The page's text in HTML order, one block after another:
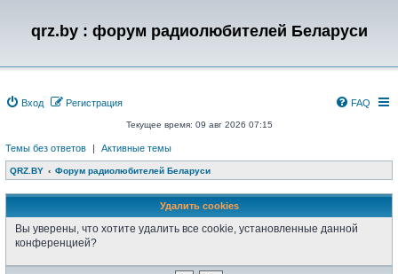
qrz.by : форум радиолюбителей Беларуси
Вход Регистрация FAQ
Текущее время: 09 авг 2026 07:15
Темы без ответов | Активные темы
QRZ.BY Форум радиолюбителей Беларуси
Удалить cookies
Вы уверены, что хотите удалить все cookie, установленные данной
конференцией?